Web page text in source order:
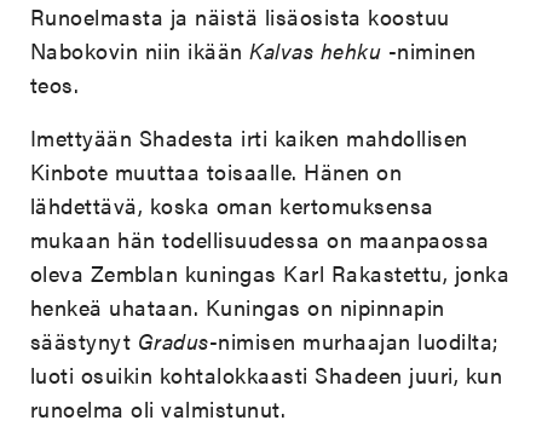
Runoelmasta ja näistä lisäosista koostuu
Nabokovin niin ikäänKalvas hehku -niminen
teos.
Imettyään Shadesta irti kaiken mahdollisen
Kinbote muuttaa toisaalle. Hänen on
lähdettävä, koska oman kertomuksensa
mukaan hän todellisuudessa on maanpaossa
oleva Zemblan kuningas Karl Rakastettu, jonka
henkeä uhataan. Kuningas on nipinnapin
säästynyt Gradus-nimisen murhaajan luodilta;
luoti osuikin kohtalokkaasti Shadeen juuri, kun
runoelma oli valmistunut.